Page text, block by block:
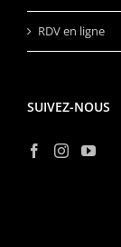
RDV en ligne
SUIVEZ-NOUS